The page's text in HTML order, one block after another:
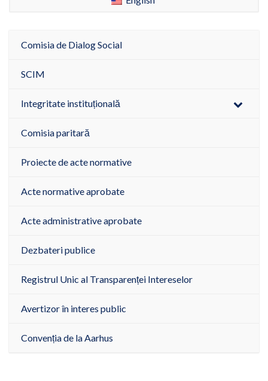
Comisia de Dialog Social
SCIM
Integritate instituțională
Comisia paritară
Proiecte de acte normative
Acte normative aprobate
Acte administrative aprobate
Dezbateri publice
Registrul Unic al Transparenței Intereselor
Avertizor în interes public
Convenția de la Aarhus